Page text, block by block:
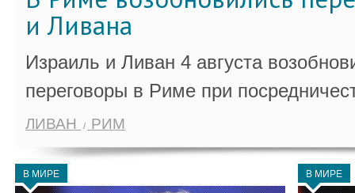
и Ливана
Израиль и Ливан 4 августа
переговоры в Риме при
ЛИВАН РИМ
В МИРЕ В МИРЕ